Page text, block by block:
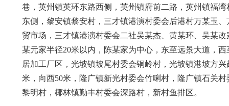
巷，英州镇英环东路西侧，英州镇府前二路，英州镇福
东侧，黎安镇黎安村，三才镇港演村委会后港村万某玉
贸市场，三才镇港演村委会二社吴某杰、黄某环、吴某
某元家半径20米以内，陈某家为中心，东至远景大道，
居加工厂区，光坡镇坡尾村委会铜岭村，光坡镇港坡方
米，向西50米，隆广镇新光村委会竹唎村，隆广镇石关
黎明村，椰林镇勤丰村委会深路村，新村鱼排区。